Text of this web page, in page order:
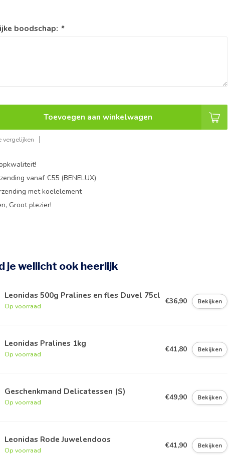
boodschap: *
Toevoegen aan winkelwagen
vergelijken
vanaf €55 (BENELUX)
met koelelement
Groot plezier!
je wellicht ook heerlijk
Leonidas 500g Pralines en fles Duvel 75cl
Op voorraad
€36,90 Bekijken
Leonidas Pralines 1kg
Op voorraad
€41,80 Bekijken
Geschenkmand Delicatessen (S)
Op voorraad
€49,90 Bekijken
Leonidas Rode Juwelendoos
Op voorraad
€41,90 Bekijken